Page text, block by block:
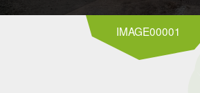
IMAGE00001